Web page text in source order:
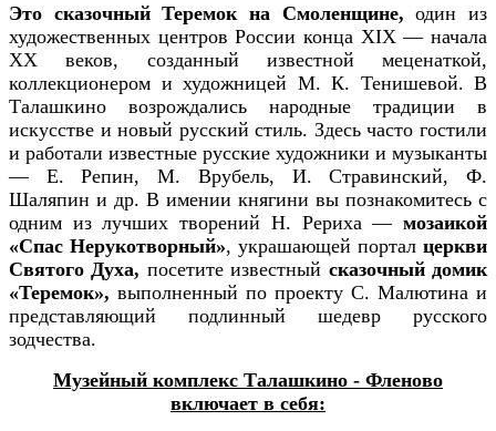
Это сказочный Теремок на Смоленщине,один из
художественных центров России конца XIX — начала
XX веков, созданный известной меценаткой,
коллекционером и художницей М. К. Тенишевой. В
Талашкино возрождались народные традиции в
искусстве и новый русский стиль. Здесь часто гостили
и работали известные русские художники и музыканты
— Е. Репин, М. Врубель, И. Стравинский, Ф.
Шаляпин и др. В имении княгини вы познакомитесь с
одним из лучших творений Н. Рериха — мозаикой
«Спас Нерукотворный», украшающей портал церкви
Святого Духа, посетите известный сказочный домик
«Теремок», выполненный по проекту С. Малютина и
представляющий подлинный шедевр русского
зодчества.
Музейный комплекс Талашкино - Фленово
включает в себя: